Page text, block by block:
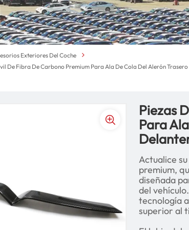
Exteriores Del Coche
De Fibra De Carbono Premium Para Ala De Cola Del Alerón
Piezas
Para
Actualice
premium,
diseñada
del
tecnología
superior al